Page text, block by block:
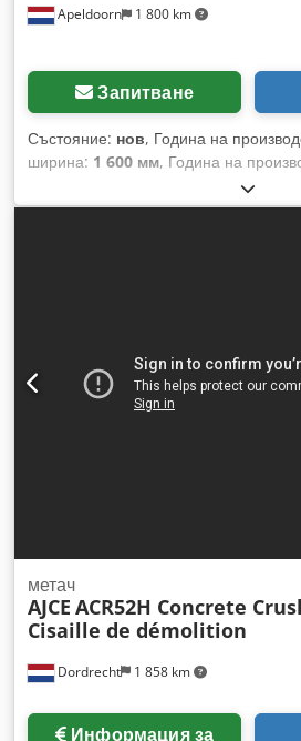
Apeldoorn 1 800 km
Запитване
Състояние: нов, Година на
ширина: 1 600 мм, Година на
товар: 435 кг CE-маркировка: да
добро Техническо състояние:
Sybs Tsk Външен вид: много добър
Dordrecht 1 858 km
метач
AJCE ACR52H Concrete
Cisaille de démolition
Информация за